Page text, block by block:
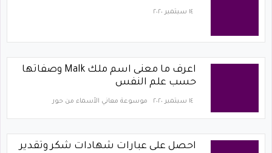
١٤ سبتمبر ٢٠٢٠
اعرف ما معنى اسم ملك Malk وصفاتها
حسب علم النفس
١٤ سبتمبر ٢٠٢٠ موسوعة معاني الأسماء من حور
احصل على عبارات شهادات شكر وتقدير